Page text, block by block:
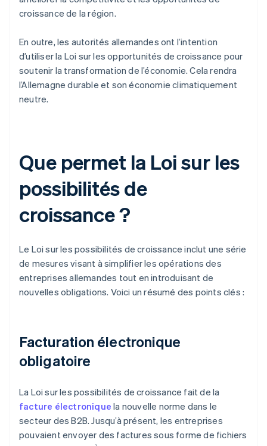
croissance de la région.
En outre, les autorités allemandes ont l’intention
d’utiliser la Loi sur les opportunités de croissance pour
soutenir la transformation de l’économie. Cela rendra
l’Allemagne durable et son économie climatiquement
neutre.
Que permet la Loi sur les
possibilités de
croissance ?
Le Loi sur les possibilités de croissance inclut une série
de mesures visant à simplifier les opérations des
entreprises allemandes tout en introduisant de
nouvelles obligations. Voici un résumé des points clés :
Facturation électronique
obligatoire
La Loi sur les possibilités de croissance fait de la
facture électronique la nouvelle norme dans le
secteur des B2B. Jusqu’à présent, les entreprises
pouvaient envoyer des factures sous forme de fichiers